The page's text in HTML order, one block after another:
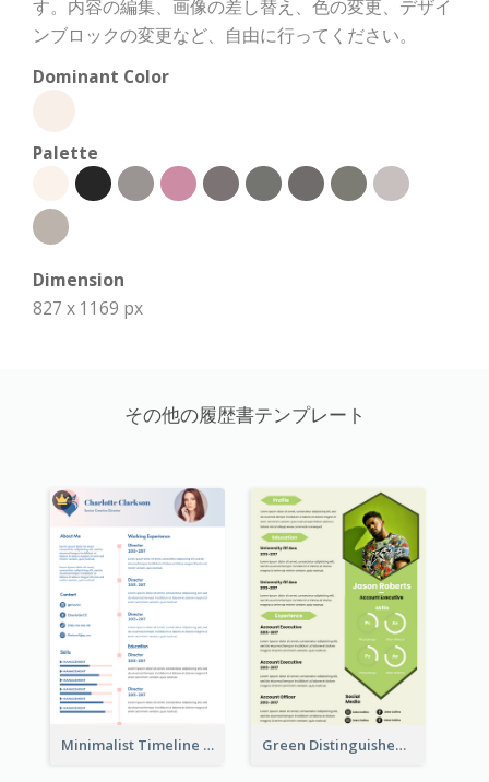
す。内容の編集、画像の差し替え、色の変更、デザイ
ンブロックの変更など、自由に行ってください。
Dominant Color
Palette
Dimension
827 x 1169 px
その他の履歴書テンプレート
Minimalist Timeline Medical Student Resume Green Distinguished Resume